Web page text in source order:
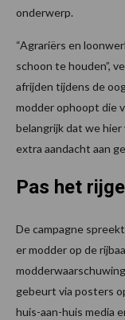
onderwerp.
“Agrariërs en
schoon te houden”,
afrijden tijdens de
modder ophoopt die
belangrijk dat we hier
extra aandacht aan
Pas het
De campagne
er modder op de
gebeurt via posters
huis-aan-huis media